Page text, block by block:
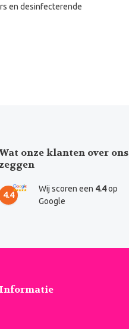
en desinfecterende
onze klanten over ons
zeggen
4.4
Wij scoren een 4.4op
Google
Informatie